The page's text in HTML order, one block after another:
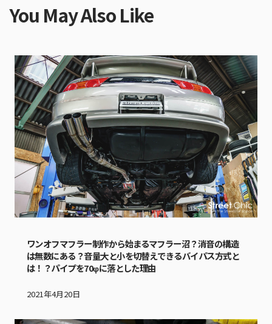
You May Also Like
ワンオフマフラー制作から始まるマフラー沼？消音の構造
は無数にある？音量大と小を切替えできるバイパス方式と
は！？パイプを70φに落とした理由
2021年4月20日